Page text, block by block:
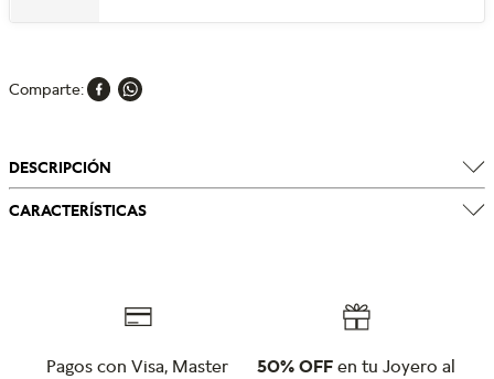
Comparte
DESCRIPCIÓN
CARACTERÍSTICAS
Pagos con Visa, Master
50% OFF en tu Joyero al